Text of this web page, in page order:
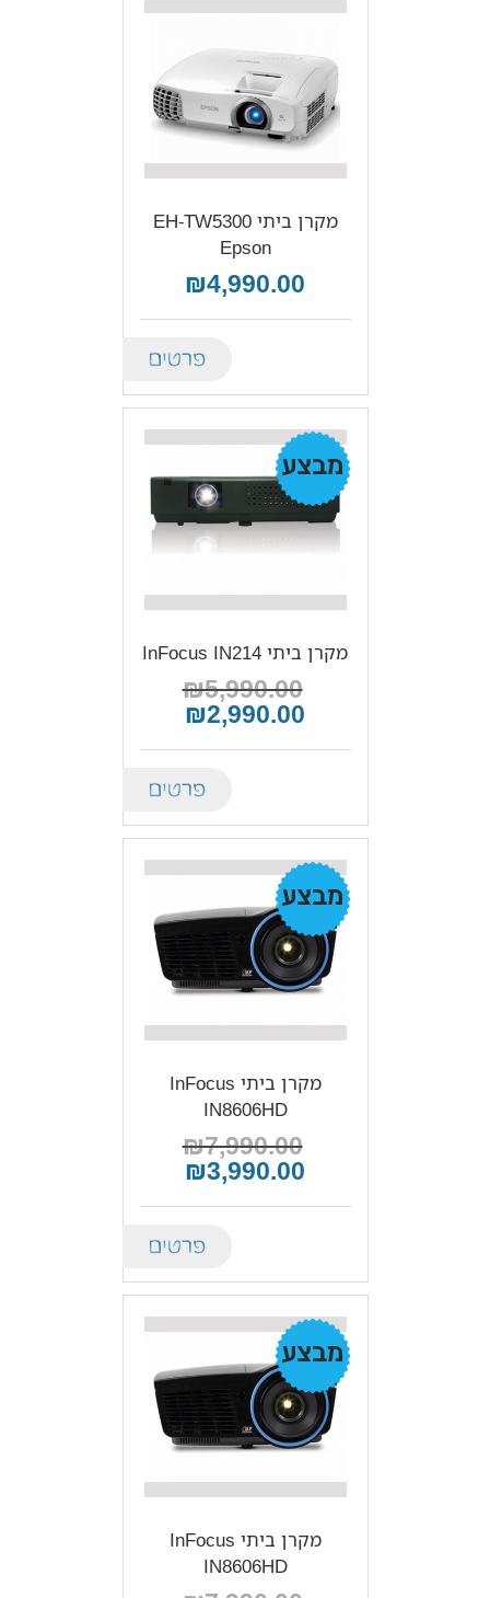
מקרן ביתי EH-TW5300‎
Epson
₪4,990.00
מקרן ביתי InFocus IN214
₪5,990.00
₪2,990.00
מקרן ביתי InFocus
IN8606HD
₪7,990.00
₪3,990.00
מקרן ביתי InFocus
IN8606HD